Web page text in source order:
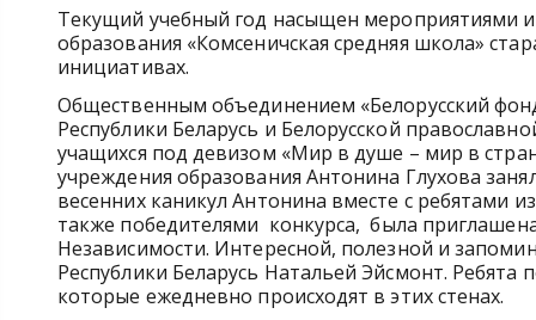
Текущий учебный год насыщен мероприятиями
образования «Комсеничская средняя школа»
инициативах.
Общественным объединением «Белорусский
Республики Беларусь и Белорусской
учащихся под девизом «Мир в душе – мир в
учреждения образования Антонина Глухова
весенних каникул Антонина вместе с ребятами
также победителями конкурса, была
Независимости. Интересной, полезной и
Республики Беларусь Натальей Эйсмонт.
которые ежедневно происходят в этих стенах.